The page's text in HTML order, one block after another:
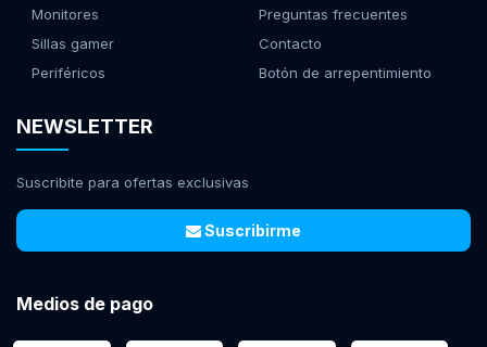
Monitores
Sillas gamer
Periféricos
Preguntas frecuentes
Contacto
Botón de arrepentimiento
NEWSLETTER
Suscribite para ofertas exclusivas
Suscribirme
Medios de pago